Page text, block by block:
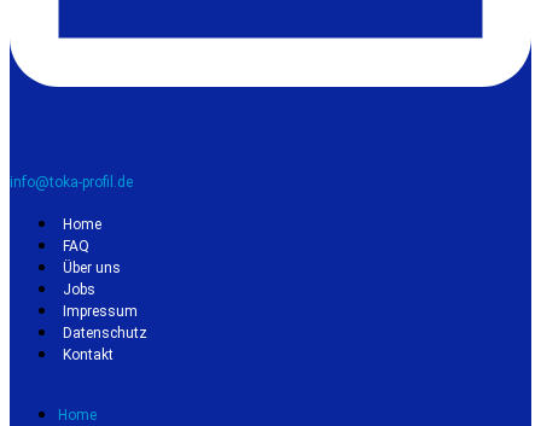
info@toka-profil.de
Home
FAQ
Über uns
Jobs
Impressum
Datenschutz
Kontakt
Home